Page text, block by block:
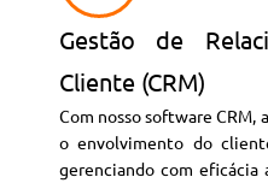
Gestão de
Cliente (CRM)
Com nosso software CRM,
o envolvimento do
gerenciando com eficácia